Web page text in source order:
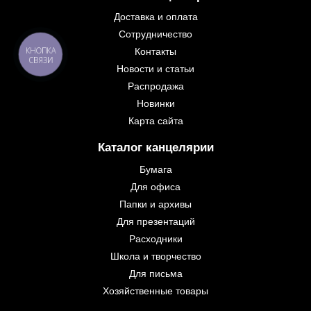
Доставка и оплата
Сотрудничество
Контакты
Новости и статьи
Распродажа
Новинки
Карта сайта
Каталог канцелярии
Бумага
Для офиса
Папки и архивы
Для презентаций
Расходники
Школа и творчество
Для письма
Хозяйственные товары
КНОПКА
СВЯЗИ